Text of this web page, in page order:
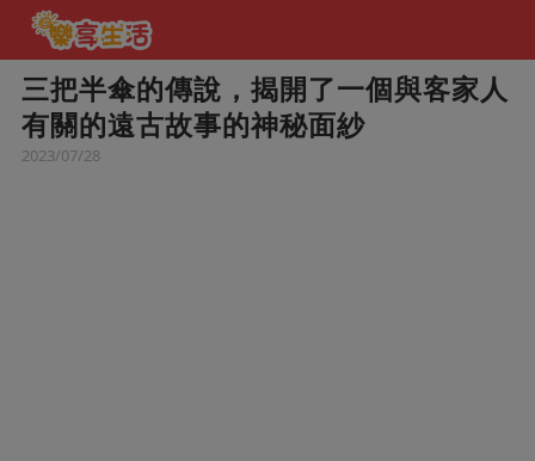
三把半傘的傳說，揭開了一個與客家人
有關的遠古故事的神秘面紗
2023/07/28